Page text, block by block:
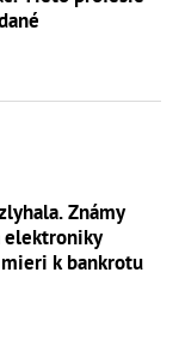
Známy
elektroniky
k bankrotu